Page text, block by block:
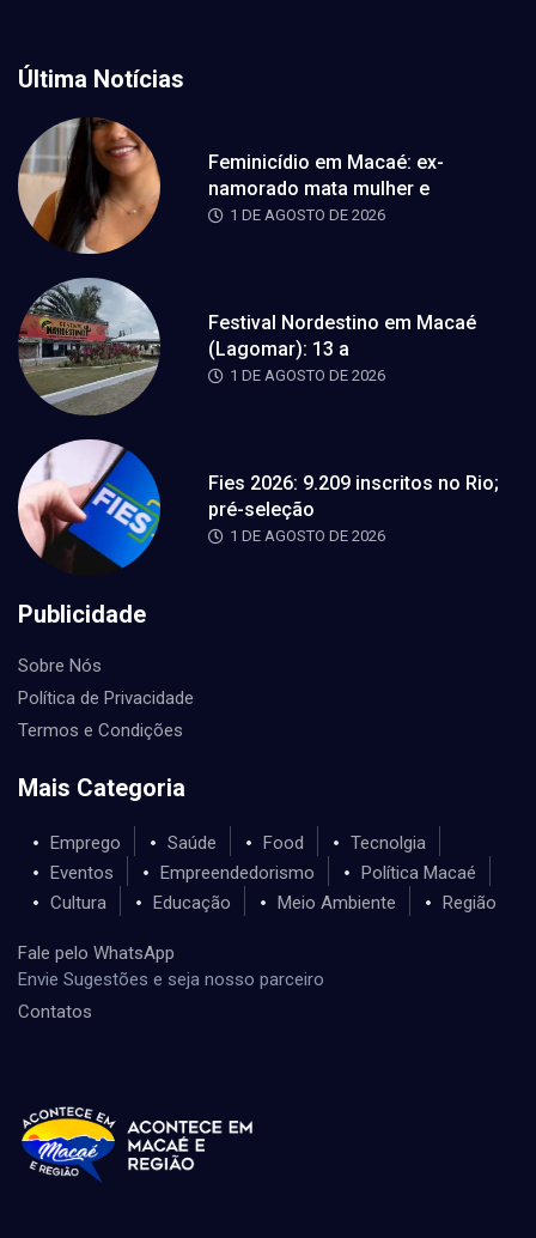
Última Notícias
Feminicídio em Macaé: ex-
namorado mata mulher e
1 DE AGOSTO DE 2026
Festival Nordestino em Macaé
(Lagomar): 13 a
1 DE AGOSTO DE 2026
Fies 2026: 9.209 inscritos no Rio;
pré-seleção
1 DE AGOSTO DE 2026
Publicidade
Sobre Nós
Política de Privacidade
Termos e Condições
Mais Categoria
Emprego Saúde Food
Tecnolgia
Eventos
Empreendedorismo
Política Macaé
Cultura
Educação Meio Ambiente Região
Fale pelo WhatsApp
Envie Sugestões e seja nosso parceiro
Contatos